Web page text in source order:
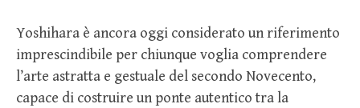
Yoshihara è ancora oggi considerato un riferimento
imprescindibile per chiunque voglia comprendere
l’arte astratta e gestuale del secondo Novecento,
capace di costruire un ponte autentico tra la